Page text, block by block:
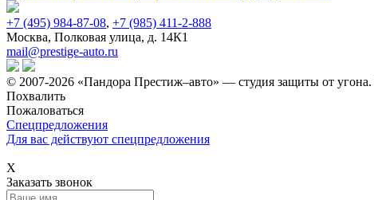
+7 (495) 984-87-08, +7 (985) 411-2-888
Москва, Полковая улица, д. 14К1
mail@prestige-auto.ru
© 2007-2026 «Пандора Престиж–авто» — студия защиты от угона.
Похвалить
Пожаловаться
Спецпредложения
Для вас действуют спецпредложения
Х
Заказать звонок